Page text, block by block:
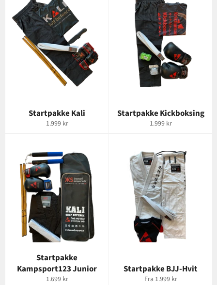
Startpakke Kali
Vanlig
1.999 kr
Startpakke Kickboksing
Vanlig
1.999 kr
Startpakke
Kampsport123 Junior
Vanlig
1.699 kr
Startpakke BJJ-Hvit
Fra 1.999 kr